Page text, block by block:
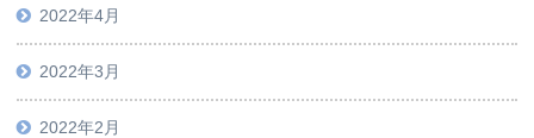
2022年4月
2022年3月
2022年2月